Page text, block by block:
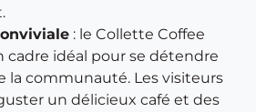
: le Collette Coffee
cadre idéal pour se détendre
la communauté. Les visiteurs
un délicieux café et des